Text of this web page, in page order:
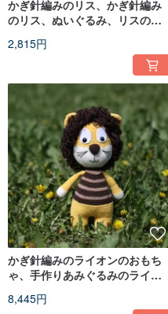
かぎ針編みのリス、かぎ針編み
のリス、ぬいぐるみ、リスのお
2,815円
かぎ針編みのライオンのおもち
ゃ、手作りあみぐるみのライオ
らかいかぎ針編みのおもちゃ
8,445円